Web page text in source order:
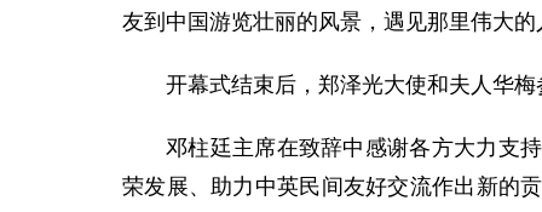
友到中国游览壮丽的风景，遇见那里伟大
开幕式结束后，郑泽光大使和夫人华
邓柱廷主席在致辞中感谢各方大力支
荣发展、助力中英民间友好交流作出新的